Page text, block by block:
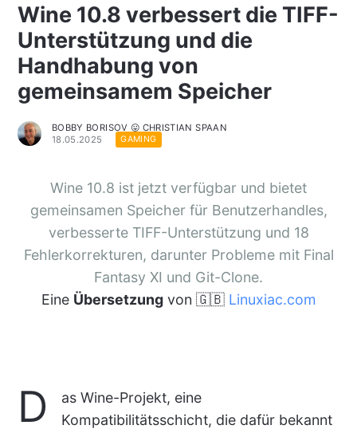
Wine 10.8 verbessert die TIFF-
Unterstützung und die
Handhabung von
gemeinsamem Speicher
BOBBY BORISOV 😛 CHRISTIAN SPAAN
18.05.2025
GAMING
Wine 10.8 ist jetzt verfügbar und bietet
gemeinsamen Speicher für Benutzerhandles,
verbesserte TIFF-Unterstützung und 18
Fehlerkorrekturen, darunter Probleme mit Final
Fantasy XI und Git-Clone.
Eine Übersetzungvon 🇬🇧 Linuxiac.com
D
as Wine-Projekt, eine
Kompatibilitätsschicht, die dafür bekannt